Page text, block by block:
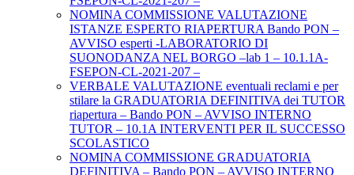
NOMINA COMMISSIONE VALUTAZIONE
ISTANZE ESPERTO RIAPERTURA Bando PON –
AVVISO esperti -LABORATORIO DI
SUONODANZA NEL BORGO –lab 1 – 10.1.1A-
FSEPON-CL-2021-207 –
VERBALE VALUTAZIONE eventuali reclami e per
stilare la GRADUATORIA DEFINITIVA dei TUTOR
riapertura – Bando PON – AVVISO INTERNO
TUTOR – 10.1A INTERVENTI PER IL SUCCESSO
SCOLASTICO
NOMINA COMMISSIONE GRADUATORIA
DEFINITIVA – Bando PON – AVVISO INTERNO